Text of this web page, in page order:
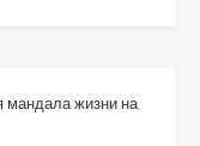
жизни на